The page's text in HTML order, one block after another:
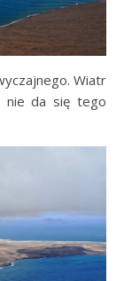
Wiatr
nie da się tego